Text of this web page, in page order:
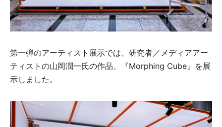
第一弾のアーティスト展示では、研究者／メディアアー
ティストの山岡潤一氏の作品、『Morphing Cube』を展
示しました。